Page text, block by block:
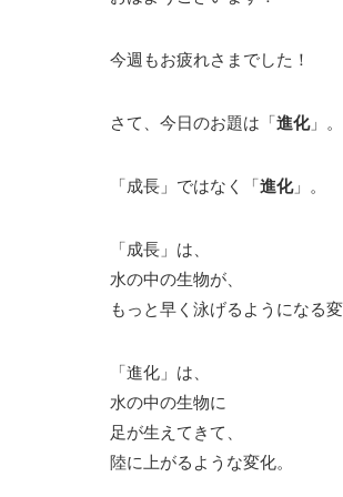
今週もお疲れさまでした！
さて、今日のお題は「進化」。
「成長」ではなく「進化」。
「成長」は、
水の中の生物が、
もっと早く泳げるようになる
「進化」は、
水の中の生物に
足が生えてきて、
陸に上がるような変化。